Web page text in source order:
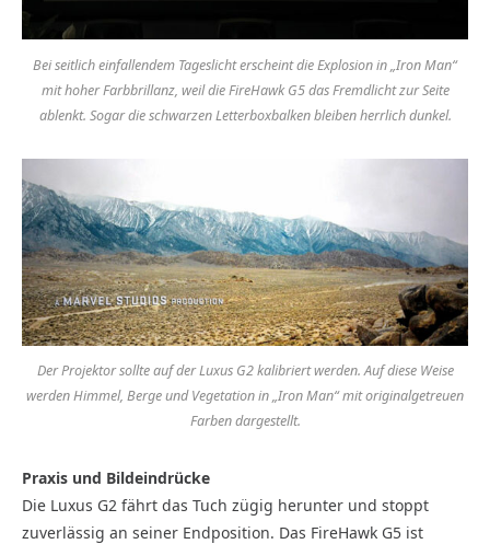
Bei seitlich einfallendem Tageslicht erscheint die Explosion in „Iron Man“
mit hoher Farbbrillanz, weil die FireHawk G5 das Fremdlicht zur Seite
ablenkt. Sogar die schwarzen Letterboxbalken bleiben herrlich dunkel.
Der Projektor sollte auf der Luxus G2 kalibriert werden. Auf diese Weise
werden Himmel, Berge und Vegetation in „Iron Man“ mit originalgetreuen
Farben dargestellt.
Praxis und Bildeindrücke
Die Luxus G2 fährt das Tuch zügig herunter und stoppt
zuverlässig an seiner Endposition. Das FireHawk G5 ist